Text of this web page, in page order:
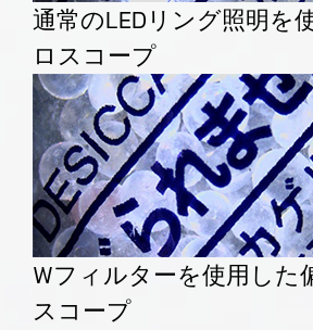
通常のLEDリング照明を
ロスコープ
Wフィルターを使用した
スコープ